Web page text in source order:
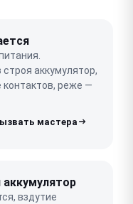
аккумулятор,
контактов, реже —
вздутие